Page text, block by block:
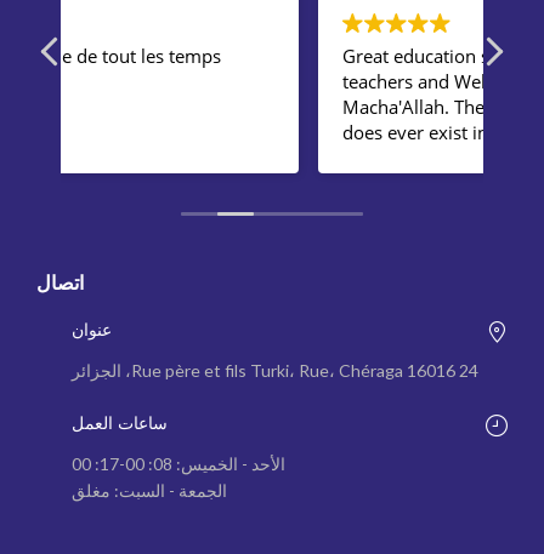
Great education system, wonderful
teachers and Well organized school
Macha'Allah. The best private school
اتصال
عنوان
24 Rue père et fils Turki، Rue، Chéraga 16016، الجزائر
ساعات العمل
الأحد - الخميس: 08: 00-17: 00
الجمعة - السبت: مغلق